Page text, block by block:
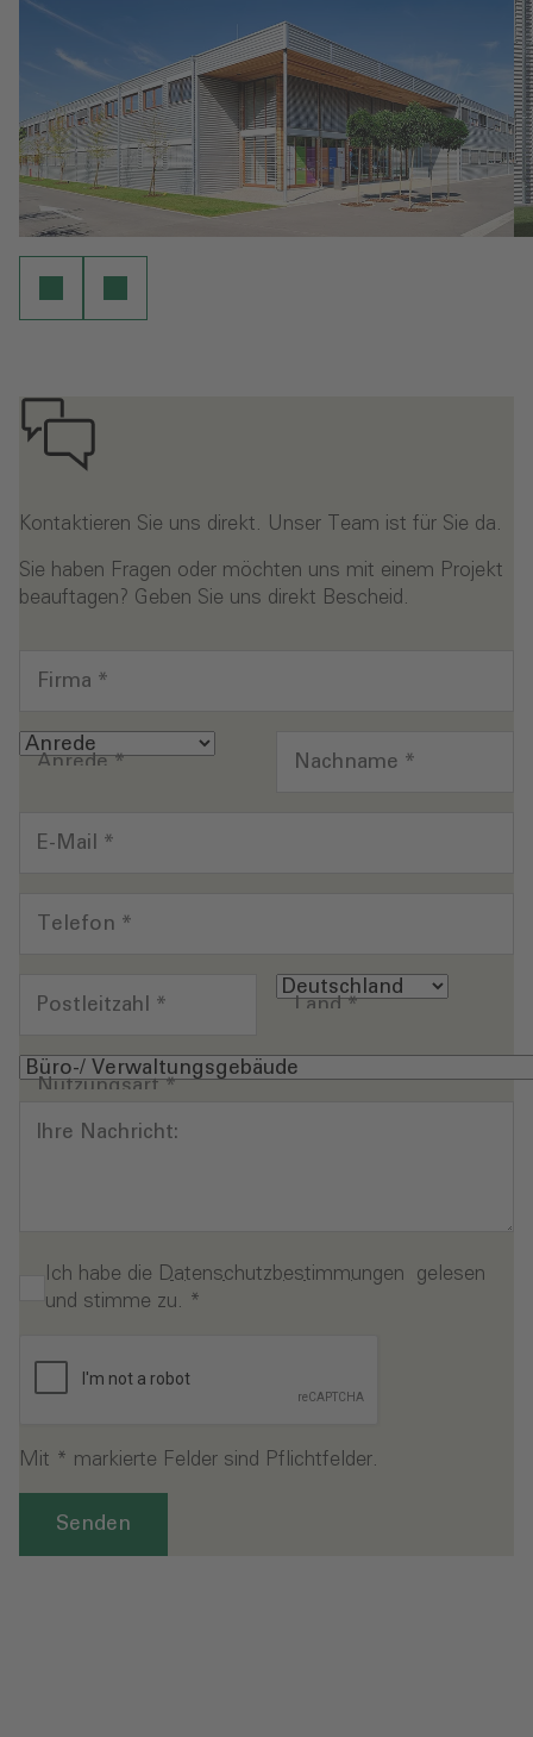
Kontaktieren Sie uns direkt. Unser Team ist für Sie da.
Sie haben Fragen oder möchten uns mit einem Projekt
beauftagen? Geben Sie uns direkt Bescheid.
Firma *
Anrede* Nachname *
E-Mail *
Telefon *
Postleitzahl * Land*
Nutzungsart*
Ihre Nachricht:
Ich habe die Datenschutzbestimmungen gelesen
und stimme zu. *
Mit * markierte Felder sind Pflichtfelder.
Senden